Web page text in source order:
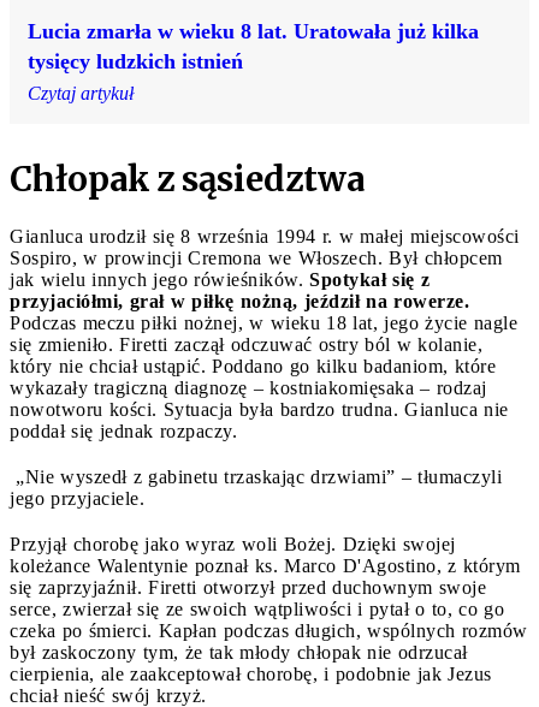
Lucia zmarła w wieku 8 lat. Uratowała już kilka
tysięcy ludzkich istnień
Czytaj artykuł
Chłopak z sąsiedztwa
Gianluca urodził się 8 września 1994 r. w małej miejscowości
Sospiro, w prowincji Cremona we Włoszech. Był chłopcem
jak wielu innych jego rówieśników. Spotykał się z
przyjaciółmi, grał w piłkę nożną, jeździł na rowerze.
Podczas meczu piłki nożnej, w wieku 18 lat, jego życie nagle
się zmieniło. Firetti zaczął odczuwać ostry ból w kolanie,
który nie chciał ustąpić. Poddano go kilku badaniom, które
wykazały tragiczną diagnozę – kostniakomięsaka – rodzaj
nowotworu kości. Sytuacja była bardzo trudna. Gianluca nie
poddał się jednak rozpaczy.
„Nie wyszedł z gabinetu trzaskając drzwiami” – tłumaczyli
jego przyjaciele.
Przyjął chorobę jako wyraz woli Bożej. Dzięki swojej
koleżance Walentynie poznał ks. Marco D'Agostino, z którym
się zaprzyjaźnił. Firetti otworzył przed duchownym swoje
serce, zwierzał się ze swoich wątpliwości i pytał o to, co go
czeka po śmierci. Kapłan podczas długich, wspólnych rozmów
był zaskoczony tym, że tak młody chłopak nie odrzucał
cierpienia, ale zaakceptował chorobę, i podobnie jak Jezus
chciał nieść swój krzyż.